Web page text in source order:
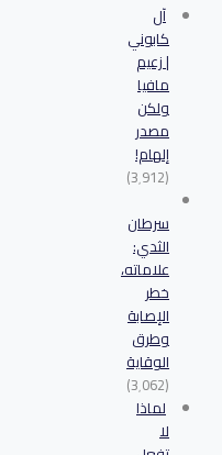
آل
كابوني
| زعيم
مافيا
ولكن
مصدر
إلهام!
(3٬912)
سرطان
الثدي:
علاماته،
خطر
الإصابة
وطرق
الوقاية
(3٬062)
لماذا
لا